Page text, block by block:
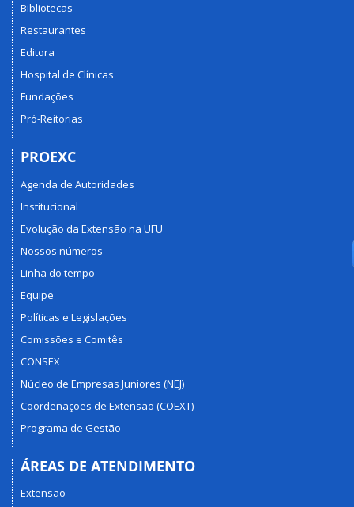
Bibliotecas
Restaurantes
Editora
Hospital de Clínicas
Fundações
Pró-Reitorias
PROEXC
Agenda de Autoridades
Institucional
Evolução da Extensão na UFU
Nossos números
Linha do tempo
Equipe
Políticas e Legislações
Comissões e Comitês
CONSEX
Núcleo de Empresas Juniores (NEJ)
Coordenações de Extensão (COEXT)
Programa de Gestão
ÁREAS DE ATENDIMENTO
Extensão